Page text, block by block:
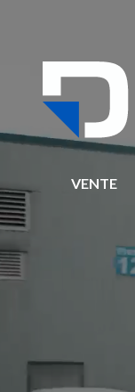
VENTE